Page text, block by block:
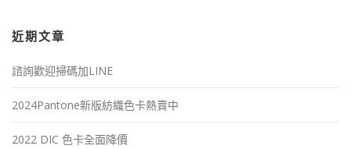
近期文章
諮詢歡迎掃碼加LINE
2024Pantone新版紡織色卡熱賣中
2022 DIC 色卡全面降價